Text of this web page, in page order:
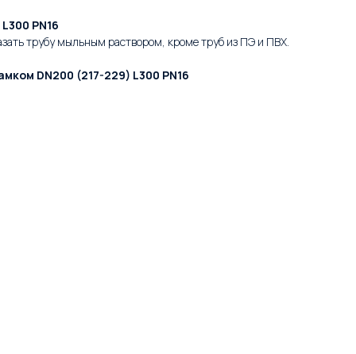
PN16
трубу мыльным раствором, кроме труб из ПЭ и ПВХ.
DN200 (217-229) L300 PN16